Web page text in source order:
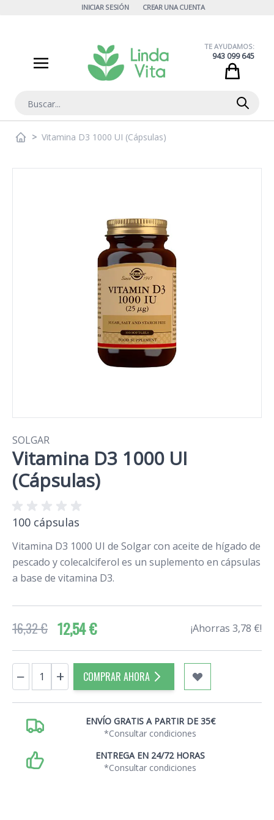
INICIAR SESIÓN CREAR UNA CUENTA
Buscar
TE AYUDAMOS:
943 099 645
> Vitamina D3 1000 UI (Cápsulas)
SOLGAR
Vitamina D3 1000 UI
(Cápsulas)
100 cápsulas
Vitamina D3 1000 UI de Solgar con aceite de hígado de
pescado y colecalciferol es un suplemento en cápsulas
a base de vitamina D3.
16,32 € 12,54 € ¡Ahorras 3,78 €!
Cantidad
− + COMPRAR AHORA
ENVÍO GRATIS A PARTIR DE 35€
*Consultar condiciones
ENTREGA EN 24/72 HORAS
*Consultar condiciones